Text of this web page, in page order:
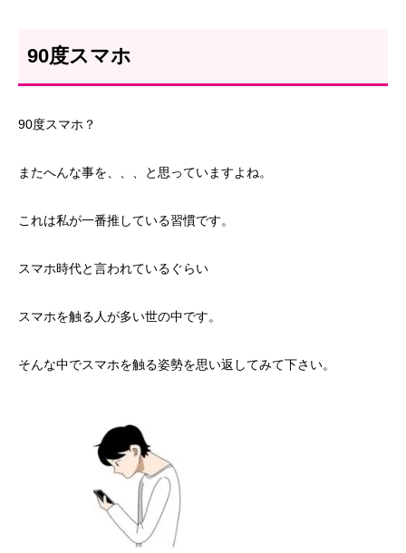
90度スマホ
90度スマホ？
またへんな事を、、、と思っていますよね。
これは私が一番推している習慣です。
スマホ時代と言われているぐらい
スマホを触る人が多い世の中です。
そんな中でスマホを触る姿勢を思い返してみて下さい。